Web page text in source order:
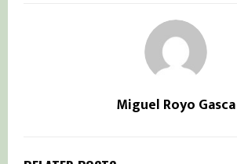
Miguel Royo Gasca